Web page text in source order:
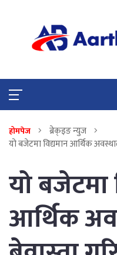
होमपेज
ब्रेक्इङ न्युज
यो बजेटमा विद्यमान आर्थिक
यो बजेटमा
आर्थिक